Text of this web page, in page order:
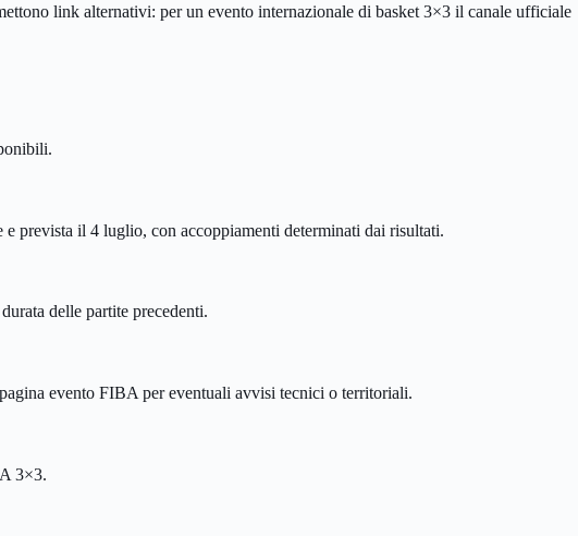
link alternativi: per un evento internazionale di basket 3×3 il canale ufficiale
prevista il 4 luglio, con accoppiamenti determinati dai risultati.
delle partite precedenti.
evento FIBA per eventuali avvisi tecnici o territoriali.
3×3.